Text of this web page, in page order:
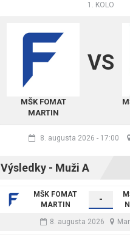
1. KOLO
MŠK FOMAT
MARTIN
VS
8. augusta 2026 - 17:00
Výsledky - Muži A
MŠK FOMAT
MARTIN
-
8. augusta 2026